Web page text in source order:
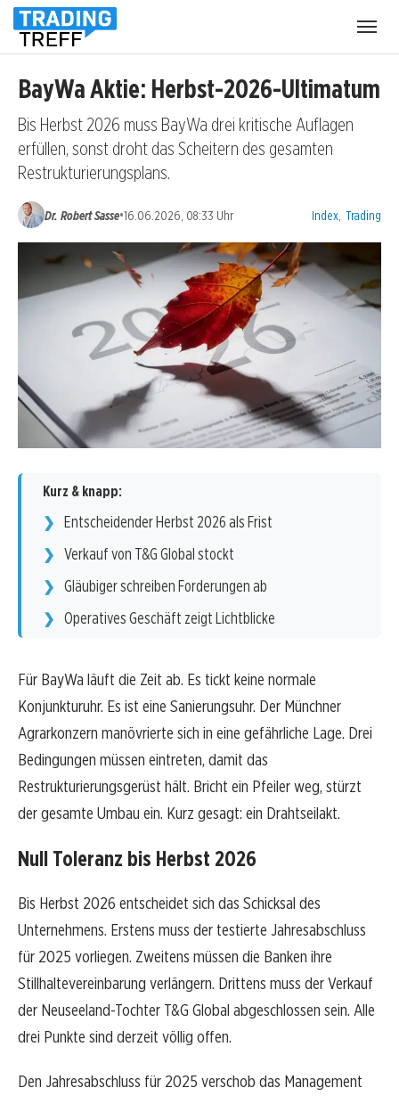
BayWa Aktie: Herbst-2026-Ultimatum
Bis Herbst 2026 muss BayWa drei kritische Auflagen
erfüllen, sonst droht das Scheitern des gesamten
Restrukturierungsplans.
Dr. Robert Sasse•16.06.2026, 08:33 Uhr Kategorien:
Index Trading
Kurz & knapp:
Entscheidender Herbst 2026 als Frist
Verkauf von T&G Global stockt
Gläubiger schreiben Forderungen ab
Operatives Geschäft zeigt Lichtblicke
Für BayWa läuft die Zeit ab. Es tickt keine normale
Konjunkturuhr. Es ist eine Sanierungsuhr. Der Münchner
Agrarkonzern manövrierte sich in eine gefährliche Lage. Drei
Bedingungen müssen eintreten, damit das
Restrukturierungsgerüst hält. Bricht ein Pfeiler weg, stürzt
der gesamte Umbau ein. Kurz gesagt: ein Drahtseilakt.
Null Toleranz bis Herbst 2026
Bis Herbst 2026 entscheidet sich das Schicksal des
Unternehmens. Erstens muss der testierte Jahresabschluss
für 2025 vorliegen. Zweitens müssen die Banken ihre
Stillhaltevereinbarung verlängern. Drittens muss der Verkauf
der Neuseeland-Tochter T&G Global abgeschlossen sein. Alle
drei Punkte sind derzeit völlig offen.
Den Jahresabschluss für 2025 verschob das Management